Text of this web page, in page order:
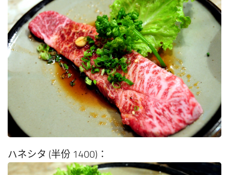
ハネシタ (半份 1400)：